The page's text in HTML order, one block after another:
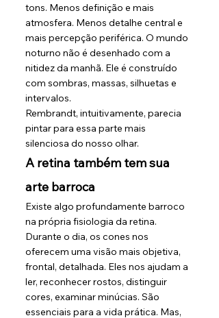
tons. Menos definição e mais
atmosfera. Menos detalhe central e
mais percepção periférica. O mundo
noturno não é desenhado com a
nitidez da manhã. Ele é construído
com sombras, massas, silhuetas e
intervalos.
Rembrandt, intuitivamente, parecia
pintar para essa parte mais
silenciosa do nosso olhar.
A retina também tem sua
arte barroca
Existe algo profundamente barroco
na própria fisiologia da retina.
Durante o dia, os cones nos
oferecem uma visão mais objetiva,
frontal, detalhada. Eles nos ajudam a
ler, reconhecer rostos, distinguir
cores, examinar minúcias. São
essenciais para a vida prática. Mas,